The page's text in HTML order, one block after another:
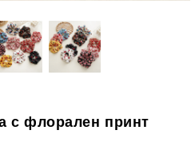
с флорален принт